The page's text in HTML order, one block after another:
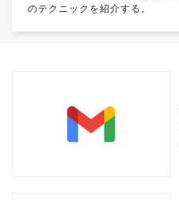
のテクニックを紹介する。